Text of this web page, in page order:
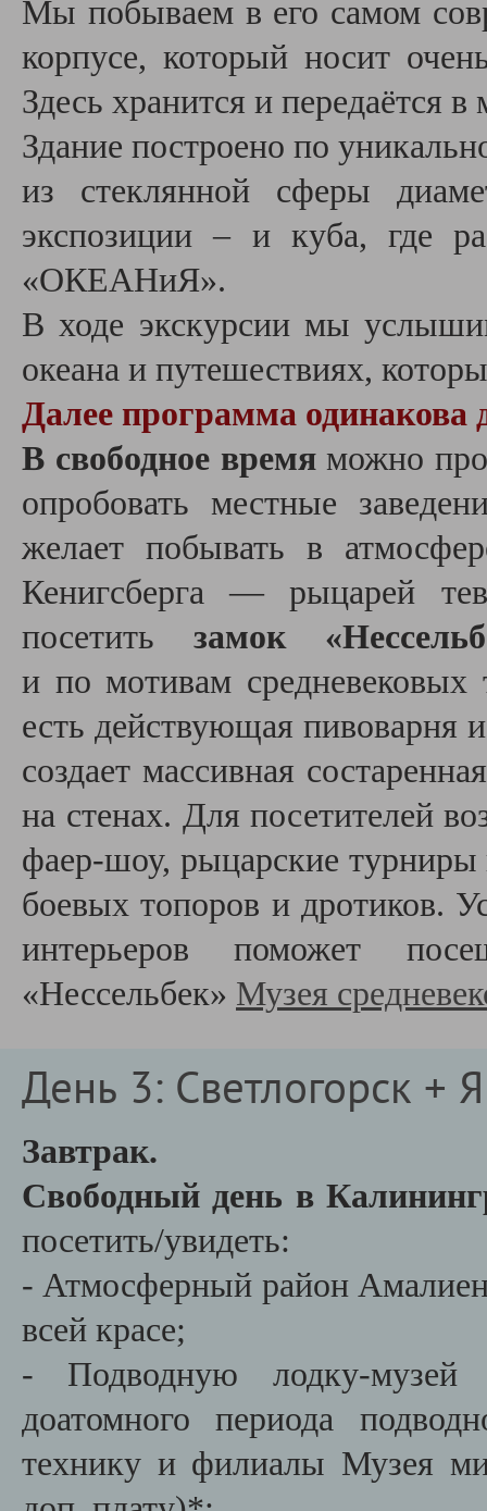
Мы побываем в его самом
корпусе, который носит
Здесь хранится и передаётся
Здание построено по
из стеклянной сферы
экспозиции – и куба, где
«ОКЕАНиЯ».
В ходе экскурсии мы
океана и путешествиях,
Далее программа одинакова
В свободное времяможно
опробовать местные
желает побывать в
Кенигсберга — рыцарей
посетитьзамок
и по мотивам средневековых
есть действующая пивоварня
создает массивная
на стенах. Для посетителей
фаер-шоу, рыцарские турниры
боевых топоров и дротиков.
интерьеров поможет
«Нессельбек» Музея
День 3: Светлогорск +
Завтрак.
Свободный день в
посетить/увидеть:
- Атмосферный район
всей красе;
- Подводную лодку-
доатомного периода
технику и филиалы Музея